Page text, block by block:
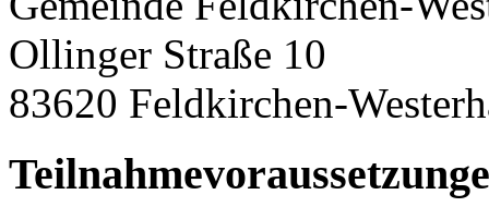
Ollinger Straße 10
83620 Feldkirchen-